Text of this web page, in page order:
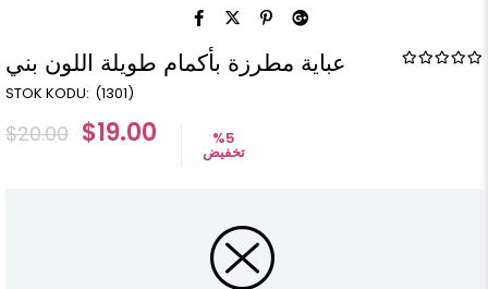
عباية مطرزة بأكمام طويلة اللون بني
(1301)
$20.00 $19.00 %5
تخفيض